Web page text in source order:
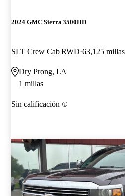
2024 GMC Sierra 3500HD
SLT Crew Cab RWD 63,125 millas
Dry Prong, LA
1 millas
Sin calificación